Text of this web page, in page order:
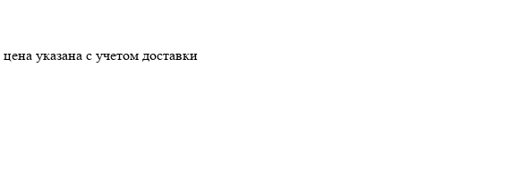
цена указана с учетом доставки